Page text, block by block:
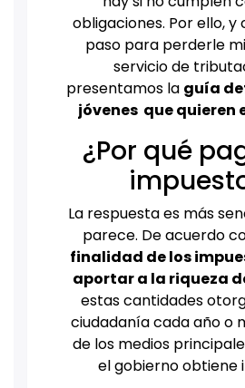
obligaciones. Por ello,
paso para perderle
servicio de
presentamos la guía
jóvenes que quieren
¿Por qué
La respuesta es más
parece. De acuerdo
finalidad de los
aportar a la riqueza
estas cantidades
ciudadanía cada año o
de los medios
el gobierno obtiene